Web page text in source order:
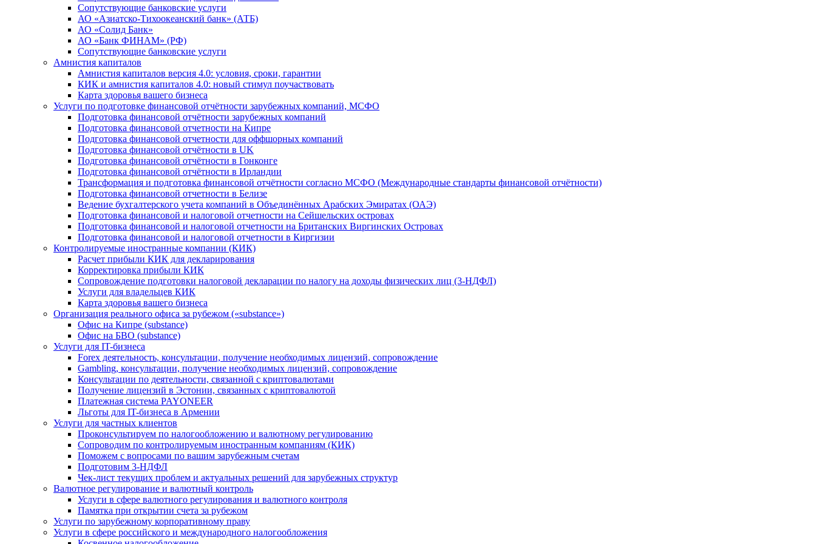
Сопутствующие банковские услуги
АО «Азиатско-Тихоокеанский банк» (АТБ)
АО «Солид Банк»
АО «Банк ФИНАМ» (РФ)
Сопутствующие банковские услуги
Амнистия капиталов
Амнистия капиталов версия 4.0: условия, сроки, гарантии
КИК и амнистия капиталов 4.0: новый стимул поучаствовать
Карта здоровья вашего бизнеса
Услуги по подготовке финансовой отчётности зарубежных компаний, МСФО
Подготовка финансовой отчётности зарубежных компаний
Подготовка финансовой отчетности на Кипре
Подготовка финансовой отчетности для оффшорных компаний
Подготовка финансовой отчётности в UK
Подготовка финансовой отчётности в Гонконге
Подготовка финансовой отчётности в Ирландии
Трансформация и подготовка финансовой отчётности согласно МСФО (Международные стандарты финансовой отчётности)
Подготовка финансовой отчетности в Белизе
Ведение бухгалтерского учета компаний в Объединённых Арабских Эмиратах (ОАЭ)
Подготовка финансовой и налоговой отчетности на Сейшельских островах
Подготовка финансовой и налоговой отчетности на Британских Виргинских Островах
Подготовка финансовой и налоговой отчетности в Киргизии
Контролируемые иностранные компании (КИК)
Расчет прибыли КИК для декларирования
Корректировка прибыли КИК
Сопровождение подготовки налоговой декларации по налогу на доходы физических лиц (3-НДФЛ)
Услуги для владельцев КИК
Карта здоровья вашего бизнеса
Организация реального офиса за рубежом («substance»)
Офис на Кипре (substance)
Офис на БВО (substance)
Услуги для IT-бизнеса
Forex деятельность, консультации, получение необходимых лицензий, сопровождение
Gambling, консультации, получение необходимых лицензий, сопровождение
Консультации по деятельности, связанной с криптовалютами
Получение лицензий в Эстонии, связанных с криптовалютой
Платежная система PAYONEER
Льготы для IT-бизнеса в Армении
Услуги для частных клиентов
Проконсультируем по налогообложению и валютному регулированию
Сопроводим по контролируемым иностранным компаниям (КИК)
Поможем с вопросами по вашим зарубежным счетам
Подготовим 3-НДФЛ
Чек-лист текущих проблем и актуальных решений для зарубежных структур
Валютное регулирование и валютный контроль
Услуги в сфере валютного регулирования и валютного контроля
Памятка при открытии счета за рубежом
Услуги по зарубежному корпоративному праву
Услуги в сфере российского и международного налогообложения